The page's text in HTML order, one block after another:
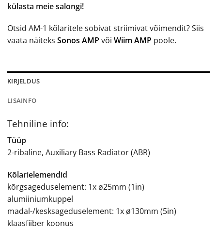
külasta meie salongi!
Otsid AM-1 kõlaritele sobivat striimivat võimendit? Siis
vaata näiteks Sonos AMP või Wiim AMP poole.
KIRJELDUS
LISAINFO
Tehniline info:
Tüüp
2-ribaline, Auxiliary Bass Radiator (ABR)
Kõlarielemendid
kõrgsageduselement: 1x ø25mm (1in)
alumiiniumkuppel
madal-/kesksageduselement: 1x ø130mm (5in)
klaasfiiber koonus